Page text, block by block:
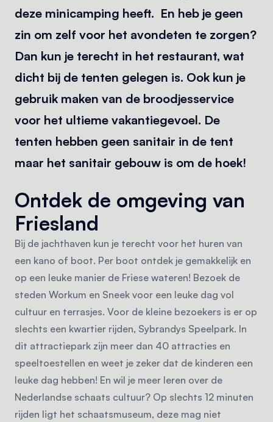
deze minicamping heeft. En heb je geen
zin om zelf voor het avondeten te zorgen?
Dan kun je terecht in het restaurant, wat
dicht bij de tenten gelegen is. Ook kun je
gebruik maken van de broodjesservice
voor het ultieme vakantiegevoel. De
tenten hebben geen sanitair in de tent
maar het sanitair gebouw is om de hoek!
Ontdek de omgeving van
Friesland
Bij de jachthaven kun je terecht voor het huren van
een kano of boot. Per boot ontdek je gemakkelijk en
op een leuke manier de Friese wateren! Bezoek de
steden Workum en Sneek voor een leuke dag vol
cultuur en terrasjes. Voor de kleine bezoekers is er op
slechts een kwartier rijden, Sybrandys Speelpark. In
dit attractiepark zijn meer dan 40 attracties en
speeltoestellen en weet je zeker dat de kinderen een
leuke dag hebben! En wil je meer leren over de
Nederlandse schaats cultuur? Op slechts 12 minuten
rijden ligt het schaatsmuseum, deze mag niet